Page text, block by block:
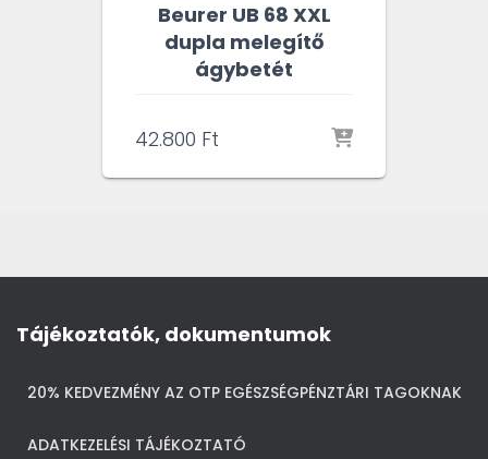
Beurer UB 68 XXL
dupla melegítő
ágybetét
42.800 Ft
Tájékoztatók, dokumentumok
20% KEDVEZMÉNY AZ OTP EGÉSZSÉGPÉNZTÁRI TAGOKNAK
ADATKEZELÉSI TÁJÉKOZTATÓ